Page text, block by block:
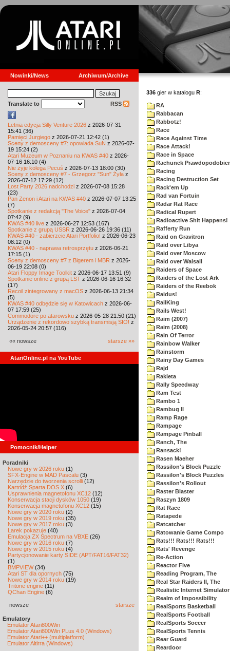
Nowinki/News Archiwum/Archive
Translate to RSS
Letnia edycja Silly Venture 2026 z 2026-07-31
15:41 (36)
Pamięci Jurgiego z 2026-07-21 12:42 (1)
Sceny z demosceny #7: opowiada SuN z 2026-07-
19 15:24 (2)
Atari Muzeum w Poznaniu na KWAS #40 z 2026-
07-16 16:10 (4)
Nie żyje kolega Pecuś z 2026-07-13 18:00 (30)
Sceny z demosceny #7 - Grzegorz "Sun" Żyła z
2026-07-12 17:29 (12)
Lost Party 2026 nadchodzi z 2026-07-08 15:28
(23)
Pan Zenon i Atari na KWAS #40 z 2026-07-07 13:25
(7)
Spotkanie z redakcją "The Voice" z 2026-07-04
07:42 (9)
KWAS #40 live z 2026-06-27 12:53 (167)
Spotkanie z grupą USSR z 2026-06-26 19:36 (11)
KWAS #40 - zabierzcie Atari Portfolio! z 2026-06-23
08:12 (0)
KWAS #40 - naprawa retrosprzętu z 2026-06-21
17:15 (1)
Sceny z demosceny #7 z Bigerem i MBR z 2026-
06-19 22:08 (0)
Atari Floppy Image Toolkit z 2026-06-17 13:51 (9)
Spotkanie online z grupą LST z 2026-06-16 16:32
(17)
Recoil zintegrowany z macOS z 2026-06-13 21:34
(5)
KWAS #40 odbędzie się w Katowicach z 2026-06-
07 17:59 (25)
Commodore po atarowsku z 2026-05-28 21:50 (21)
Urządzenie z rekordowo szybką transmisją SIO! z
2026-05-24 20:57 (116)
«« nowsze starsze »»
AtariOnline.pl na YouTube
Pomocnik/Helper
Poradniki
Nowe gry w 2026 roku (1)
SFX-Engine w MAD Pascalu (3)
Narzędzie do tworzenia scrolli (12)
Kartridż Sparta DOS X (6)
Usprawnienia magnetofonu XC12 (12)
Konserwacja stacji dysków 1050 (19)
Konserwacja magnetofonu XC12 (15)
Nowe gry w 2020 roku (2)
Nowe gry w 2019 roku (35)
Nowe gry w 2017 roku (3)
Larek pokazuje (40)
Emulacja ZX Spectrum na VBXE (26)
Nowe gry w 2016 roku (7)
Nowe gry w 2015 roku (4)
Partycjonowanie karty SIDE (APT/FAT16/FAT32)
(1)
BMPVIEW(34)
Atari ST dla opornych (75)
Nowe gry w 2014 roku (19)
Tritone engine (11)
QChan Engine (6)
nowsze starsze
Emulatory
Emulator Atari800Win
Emulator Atari800Win PLus 4.0 (Windows)
Emulator Atari++ (multiplatform)
Emulator Altirra (Windows)
336 gier w katalogu R:
RA
Rabbacan
Rabbotz!
Race
Race Against Time
Race Attack!
Race in Space
Rachunek
Racing
Racing Destruction Set
Rack'em Up
Rad van Fortuin
Radar Rat Race
Radical Rupert
Radioactive Shit Happens!
Rafferty Run
Raid on Gravitron
Raid over Libya
Raid over Moscow
Raid over Walsall
Raiders of Space
Raiders of the Lost Ark
Raiders of the Reebok
Raidus!
RailKing
Rails West!
Raim (2007)
Raim (2008)
Rain Of Terror
Rainbow Walker
Rainstorm
Rainy Day Games
Rajd
Rakieta
Rally Speedway
Ram Test
Rambo 1
Rambug II
Ramp Rage
Rampage
Rampage Pinball
Ranch, The
Ransack!
Rasen Maeher
Rassilon's Block Puzzle
Rassilon's Block Puzzles
Rassilon's Rollout
Raster Blaster
Raszyn 1809
Rat Race
Ratapede
Ratcatcher
Ratowanie Game Compo
Rats!!! Rats!!! Rats!!!
Rats' Revenge
Re-Action
Reactor Five
Reading Program, The
Real Star Raiders II, The
Realistic Internet Simulator
Realm of Impossibility
RealSports Basketball
RealSports Football
RealSports Soccer
RealSports Tennis
Rear Guard
Reardoor